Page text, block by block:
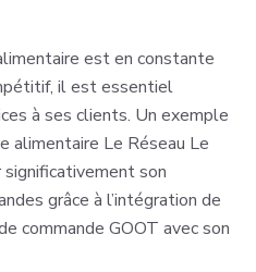
est en constante
il est essentiel
à ses clients. Un exemple
alimentaire Le Réseau Le
significativement son
grâce à l’intégration de
commande GOOT avec son